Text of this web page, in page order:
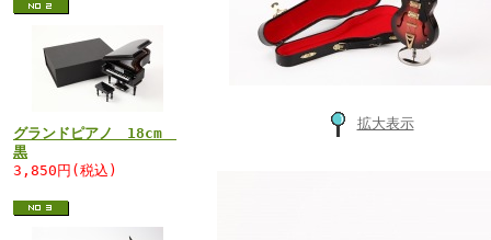
グランドピアノ 18cm
黒
3,850円(税込)
拡大表示